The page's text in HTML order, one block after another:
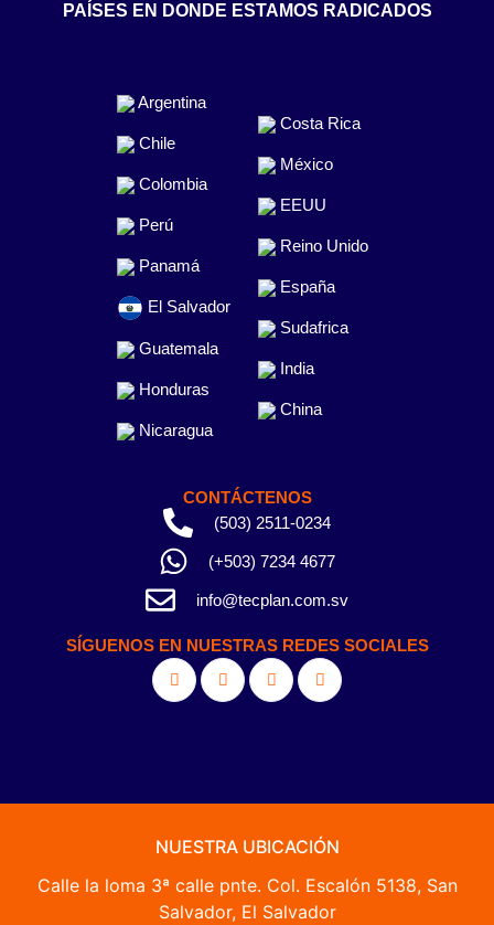
PAÍSES EN DONDE ESTAMOS RADICADOS
Argentina
Chile
Colombia
Perú
Panamá
El Salvador
Guatemala
Honduras
Nicaragua
Costa Rica
México
EEUU
Reino Unido
España
Sudafrica
India
China
CONTÁCTENOS
(503) 2511-0234
(+503) 7234 4677
info@tecplan.com.sv
SÍGUENOS EN NUESTRAS REDES SOCIALES
NUESTRA UBICACIÓN
Calle la loma 3ª calle pnte. Col. Escalón 5138, San
Salvador, El Salvador